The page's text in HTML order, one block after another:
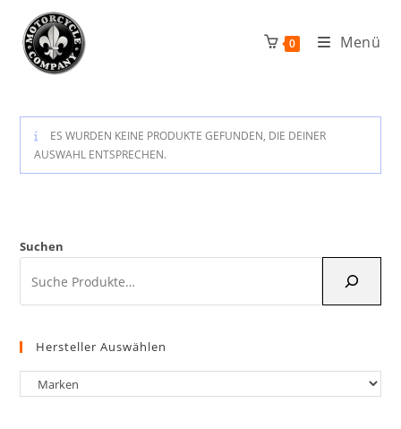
Inhalt
springen
0 Menü
ES WURDEN KEINE PRODUKTE GEFUNDEN, DIE DEINER
AUSWAHL ENTSPRECHEN.
Suchen
Hersteller Auswählen